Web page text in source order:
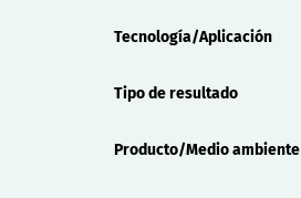
Tecnología/Aplicación
Tipo de resultado
Producto/Medio ambiente